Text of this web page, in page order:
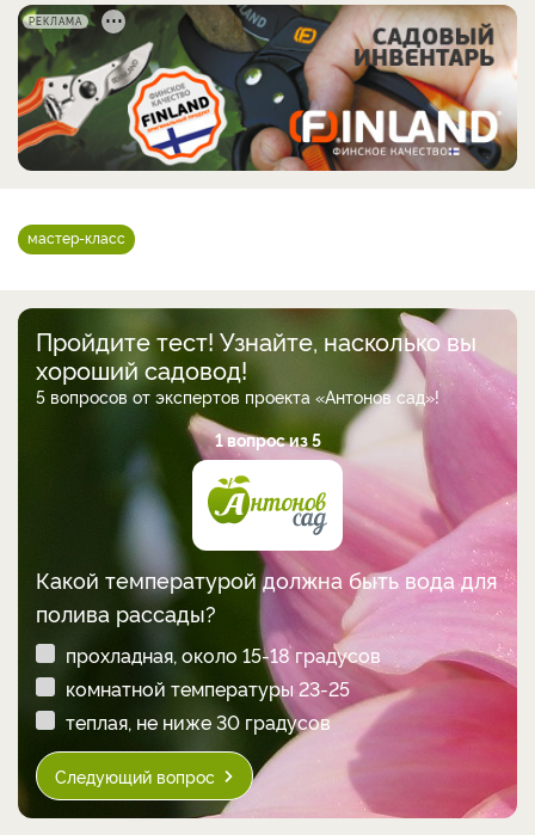
РЕКЛАМА
мастер-класс
Пройдите тест! Узнайте, насколько вы
хороший садовод!
5 вопросов от экспертов проекта «Антонов сад»!
1 вопрос из 5
Какой температурой должна быть вода для
полива рассады?
прохладная, около 15-18 градусов
комнатной температуры 23-25
теплая, не ниже 30 градусов
Следующий вопрос